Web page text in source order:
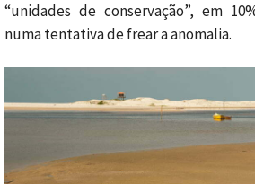
“unidades de conservação”, em
numa tentativa de frear a anomalia.